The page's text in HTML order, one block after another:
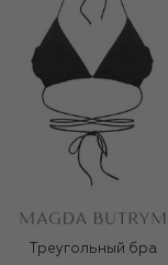
Треугольный бра